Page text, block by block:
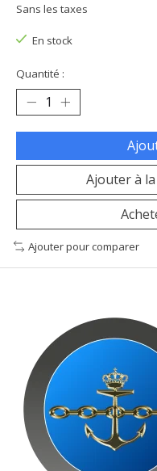
Sans les taxes
En stock
Quantité :
Ajouter à
Ajouter pour comparer